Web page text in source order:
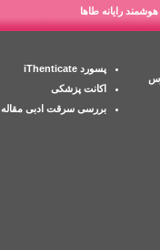
رایانه طاها
پسورد iThenticate
اکانت پزشکی
بررسی سرقت ادبی مقاله